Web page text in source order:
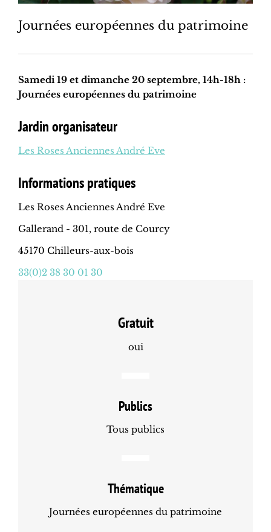
Journées européennes du patrimoine
Samedi 19 et dimanche 20 septembre, 14h-18h :
Journées européennes du patrimoine
Jardin organisateur
Les Roses Anciennes André Eve
Informations pratiques
Les Roses Anciennes André Eve
Gallerand - 301, route de Courcy
45170 Chilleurs-aux-bois
33(0)2 38 30 01 30
Gratuit
oui
Publics
Tous publics
Thématique
Journées européennes du patrimoine